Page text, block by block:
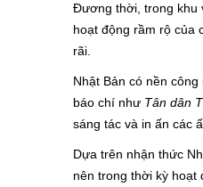
Đương thời, trong khu
hoạt động rầm rộ của
rãi.
Nhật Bản có nền
báo chí như Tân dân
sáng tác và in ấn các
Dựa trên nhận thức
nên trong thời kỳ hoạt